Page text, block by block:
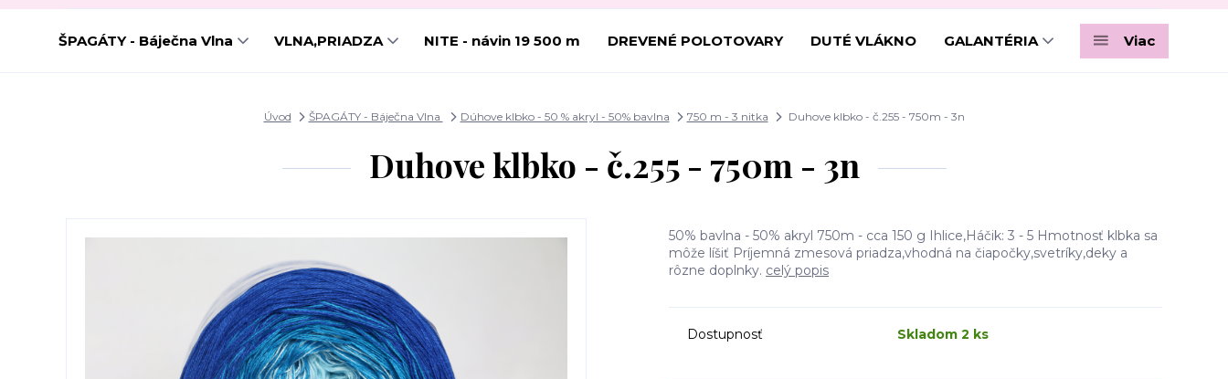
ŠPAGÁTY - Báječna Vlna VLNA,PRIADZA NITE - návin 19 500 m DREVENÉ POLOTOVARY DUTÉ VLÁKNO GALANTÉRIA Viac
Úvod ŠPAGÁTY - Báječna Vlna Dúhove klbko - 50 % akryl - 50% bavlna 750 m - 3 nitka Duhove klbko - č.255 - 750m - 3n
Duhove klbko - č.255 - 750m - 3n
50% bavlna - 50% akryl 750m - cca 150 g Ihlice,Háčik: 3 - 5 Hmotnosť klbka sa
môže líšiť Príjemná zmesová priadza,vhodná na čiapočky,svetríky,deky a
rôzne doplnky. celý popis
Dostupnosť Skladom 2 ks